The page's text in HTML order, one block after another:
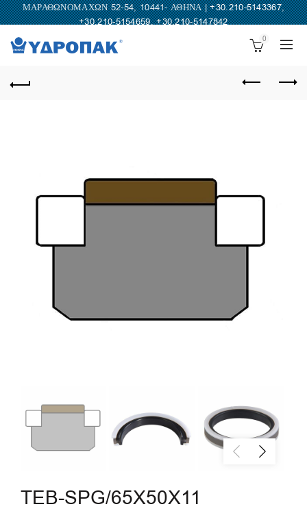
ΜΑΡΑΘΩΝΟΜΑΧΩΝ 52-54, 10441- ΑΘΗΝΑ |+30.210-5143367,
+30.210-5154659,+30.210-5147842
0
TEB-SPG/65X50X11